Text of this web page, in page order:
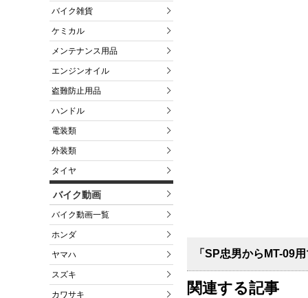
バイク雑貨
ケミカル
メンテナンス用品
エンジンオイル
盗難防止用品
ハンドル
電装類
外装類
タイヤ
バイク動画
バイク動画一覧
ホンダ
ヤマハ
スズキ
カワサキ
「SP忠男からMT-09
関連する記事